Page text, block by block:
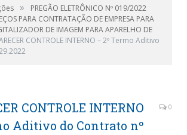
»
PREGÃO ELETRÔNICO Nº 019/2022
PARA CONTRATAÇÃO DE EMPRESA PARA
DE IMAGEM PARA APARELHO DE
CONTROLE INTERNO – 2º Termo Aditivo
CONTROLE INTERNO
Aditivo do Contrato nº
0